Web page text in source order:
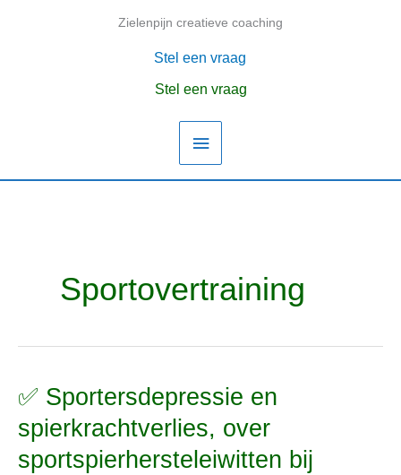
Zielenpijn creatieve coaching
Hoofdmenu
Stel een vraag
Stel een vraag
Sportovertraining
✅ Sportersdepressie en
spierkrachtverlies, over
sportspierhersteleiwitten bij
✅
Sportersdepressie
en
spierkrachtverlies,